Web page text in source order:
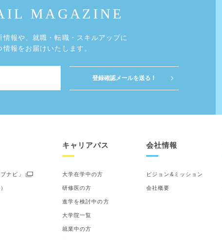
情報や、就職・転職・スキルアップに
情報をお届けいたします。
ナビ」
キャリアパス
大学在学中の方
研修医の方
進学を検討中の方
大学院一覧
就業中の方
会社情報
ビジョン&ミッション
会社概要